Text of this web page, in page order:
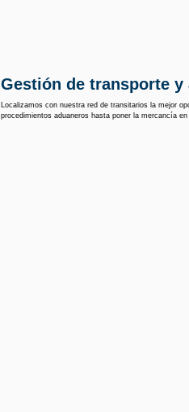
Gestión de transporte y
Localizamos con nuestra red de transitarios la mejor
procedimientos aduaneros hasta poner la mercancía